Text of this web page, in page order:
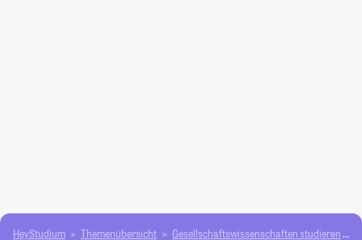
HeyStudium Themenübersicht Gesellschafts­­wissenschaften studieren